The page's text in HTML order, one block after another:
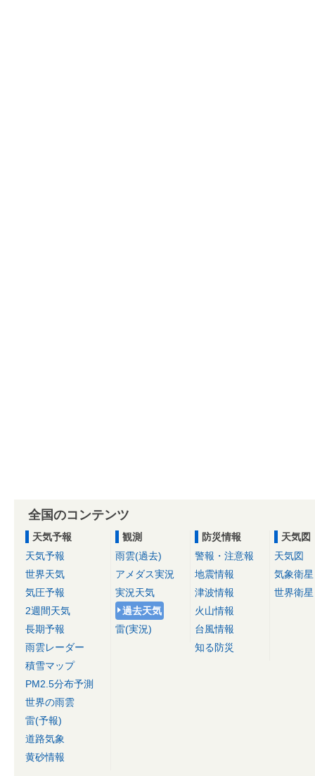
全国のコンテンツ
天気予報
天気予報
世界天気
気圧予報
2週間天気
長期予報
雨雲レーダー
積雪マップ
PM2.5分布予測
世界の雨雲
雷(予報)
道路気象
黄砂情報
観測
雨雲(過去)
アメダス実況
実況天気
過去天気
雷(実況)
防災情報
警報・注意報
地震情報
津波情報
火山情報
台風情報
知る防災
天気図
天気図
気象衛星
世界衛星